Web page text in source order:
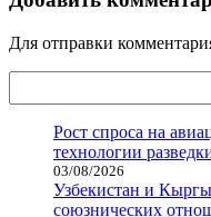
Для отправки
Рост спроса на
технологии
03/08/2026
Узбекистан и
союзнических